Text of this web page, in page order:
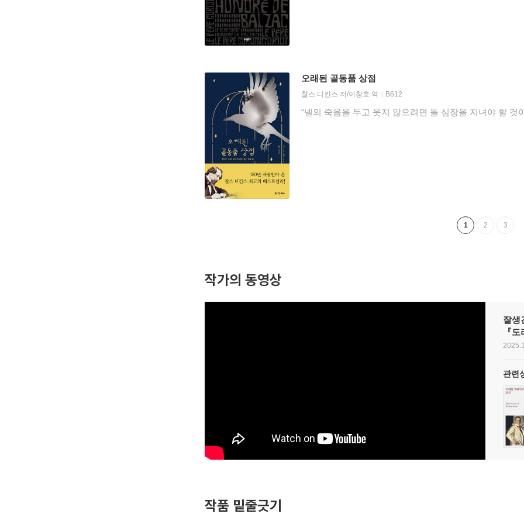
오래된 골동품 상점
찰스 디킨스 저/이창호 역 B612
“넬의 죽음을 두고 웃지 않으려면 돌 심장을 지녀야 할 것
1 2 3
작가의 동영상
잘생
『
관련
작품 밑줄긋기